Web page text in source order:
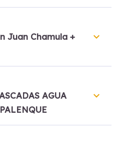
Juan Chamula +
keyboard_arrow_down
AGUA
keyboard_arrow_down